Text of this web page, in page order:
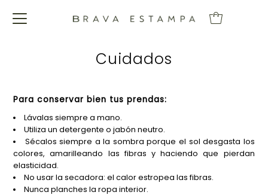
Cuidados
Para conservar bien tus prendas:
Lávalas siempre a mano.
Utiliza un detergente o jabón neutro.
Sécalos siempre a la sombra porque el sol desgasta los
colores, amarilleando las fibras y haciendo que pierdan
elasticidad.
No usar la secadora: el calor estropea las fibras.
Nunca planches la ropa interior.